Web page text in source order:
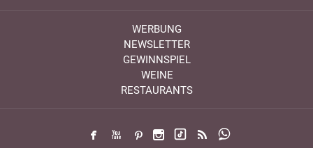
WERBUNG
NEWSLETTER
GEWINNSPIEL
WEINE
RESTAURANTS